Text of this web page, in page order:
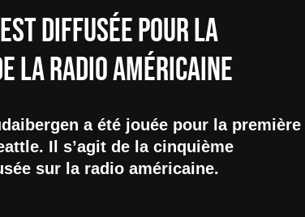
est diffusée pour la
la radio américaine
a été jouée pour la première
Il s’agit de la cinquième
sur la radio américaine.